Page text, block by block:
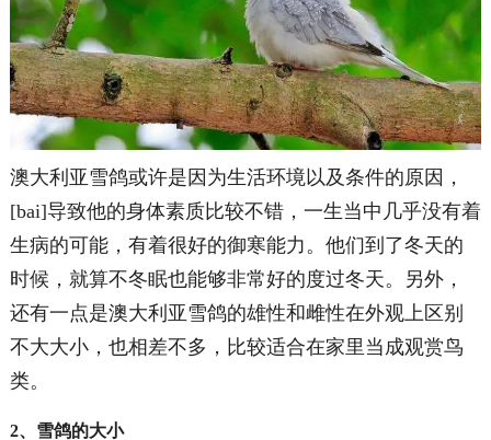
澳大利亚雪鸽或许是因为生活环境以及条件的原因，
[bai]导致他的身体素质比较不错，一生当中几乎没有着
生病的可能，有着很好的御寒能力。他们到了冬天的
时候，就算不冬眠也能够非常好的度过冬天。另外，
还有一点是澳大利亚雪鸽的雄性和雌性在外观上区别
不大大小，也相差不多，比较适合在家里当成观赏鸟
类。
2、雪鸽的大小